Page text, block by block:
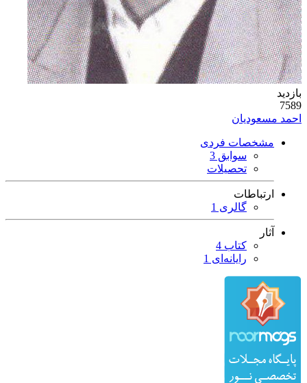
بازدید
7589
احمد مسعودیان
مشخصات فردی
سوابق 3
تحصیلات
ارتباطات
گالری 1
آثار
کتاب 4
رایانه‌ای 1